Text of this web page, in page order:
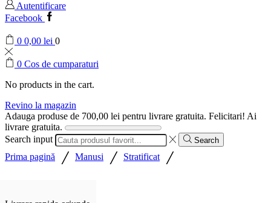
Autentificare
Facebook
0 0,00 lei 0
0 Cos de cumparaturi
No products in the cart.
Revino la magazin
Adauga produse de 700,00 lei pentru livrare gratuita. Felicitari! Ai
livrare gratuita.
Search input
Search
Prima pagină / Manusi / Stratificat /